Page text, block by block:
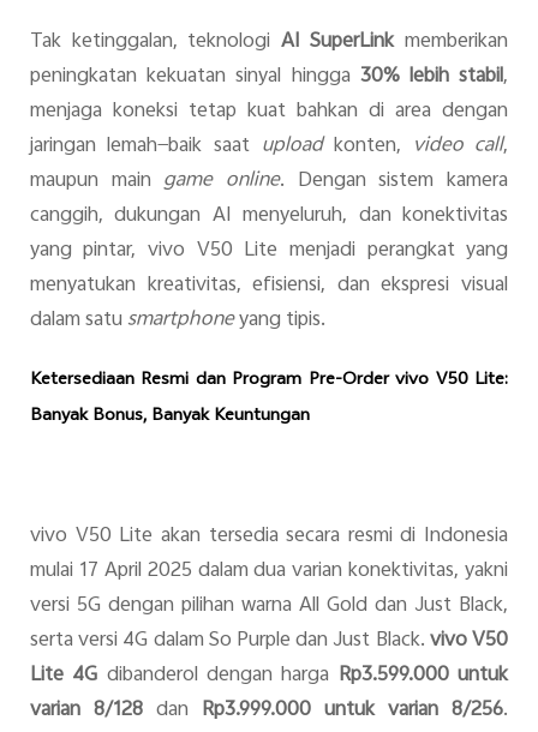
Tak ketinggalan, teknologi AI SuperLinkmemberikan
peningkatan kekuatan sinyal hingga 30% lebih stabil,
menjaga koneksi tetap kuat bahkan di area dengan
jaringan lemah—baik saat uploadkonten, video call,
maupun maingame online. Dengan sistem kamera
canggih, dukungan AI menyeluruh, dan konektivitas
yang pintar, vivo V50 Lite menjadi perangkat yang
menyatukan kreativitas, efisiensi, dan ekspresi visual
dalam satu smartphoneyang tipis.
Ketersediaan Resmi dan Program Pre-Order vivo V50 Lite:
Banyak Bonus, Banyak Keuntungan
vivo V50 Lite akan tersedia secara resmi di Indonesia
mulai 17 April 2025 dalam dua varian konektivitas, yakni
versi 5G dengan pilihan warna All Gold dan Just Black,
serta versi 4G dalam So Purple dan Just Black.vivo V50
Lite 4G dibanderol dengan harga Rp3.599.000 untuk
varian 8/128dan Rp3.999.000 untuk varian 8/256.